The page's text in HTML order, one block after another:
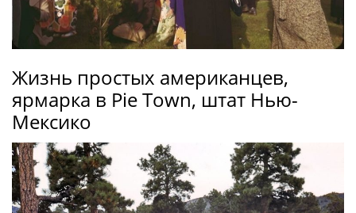
Жизнь простых американцев,
ярмарка в Pie Town, штат Нью-
Мексико